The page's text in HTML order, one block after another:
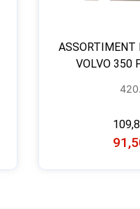
ASSORTIMENT
VOLVO 350